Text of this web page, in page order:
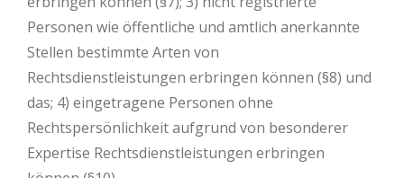
Personen wie öffentliche und amtlich anerkannte
Stellen bestimmte Arten von
Rechtsdienstleistungen erbringen können (§8) und
das; 4) eingetragene Personen ohne
Rechtspersönlichkeit aufgrund von besonderer
Expertise Rechtsdienstleistungen erbringen